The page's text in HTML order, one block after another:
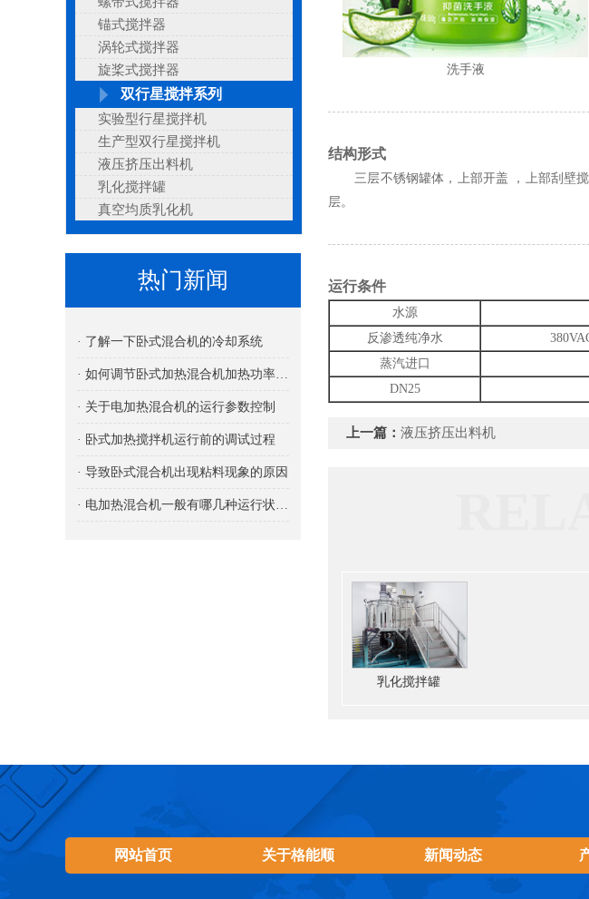
锚式搅拌器
涡轮式搅拌器
旋桨式搅拌器
双行星搅拌系列
实验型行星搅拌机
生产型双行星搅拌机
液压挤压出料机
乳化搅拌罐
真空均质乳化机
热门新闻
· 了解一下卧式混合机的冷却系统
· 如何调节卧式加热混合机加热功率的大小
· 关于电加热混合机的运行参数控制
· 卧式加热搅拌机运行前的调试过程
· 导致卧式混合机出现粘料现象的原因
· 电加热混合机一般有哪几种运行状态？
洗手液
结构形式
三层不锈钢罐体，上部开盖 ，上部刮壁搅
层。
运行条件
水源
反渗透纯净水
蒸汽进口
DN25
上一篇： 液压挤压出料机
乳化搅拌罐
网站首页 关于格能顺 新闻动态